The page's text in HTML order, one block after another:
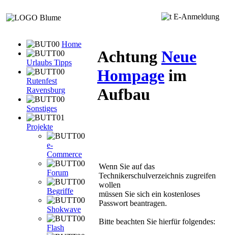
Home
Urlaubs Tipps
Rutenfest
Ravensburg
Sonstiges
Projekte
e-
Commerce
Forum
Begriffe
Shokwave
Flash
E-Anmeldung
Achtung Neue
Hompage im
Aufbau
Wenn Sie auf das
Technikerschulverzeichnis zugreifen
wollen
müssen Sie sich ein kostenloses
Passwort beantragen.
Bitte beachten Sie hierfür folgendes: